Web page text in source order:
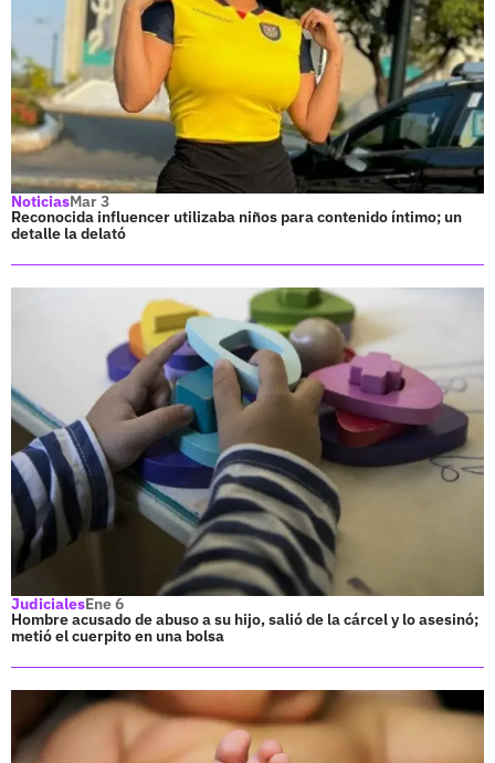
NoticiasMar 3
Reconocida influencer utilizaba niños para contenido íntimo; un
detalle la delató
JudicialesEne 6
Hombre acusado de abuso a su hijo, salió de la cárcel y lo asesinó;
metió el cuerpito en una bolsa